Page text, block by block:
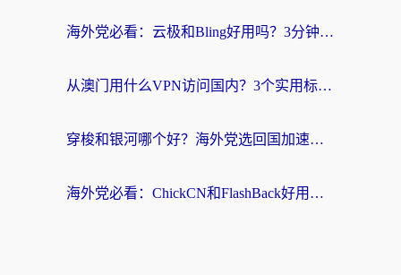
海外党必看：云极和Bling好用吗？3分钟教你选对回国加速器
从澳门用什么VPN访问国内？3个实用标准帮你避开坑，无缝刷剧听歌
穿梭和银河哪个好？海外党选回国加速器的避坑指南，附番茄加速器实测体验
海外党必看：ChickCN和FlashBack好用吗？3招教你选对回国加速器（附云极、HomeCN、斧牛vs艾果对比）